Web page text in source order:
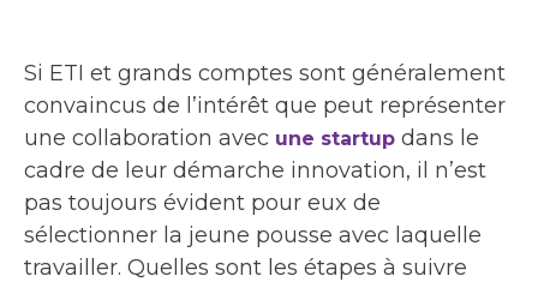
Si ETI et grands comptes sont généralement
convaincus de l’intérêt que peut représenter
une collaboration avec une startup dans le
cadre de leur démarche innovation, il n’est
pas toujours évident pour eux de
sélectionner la jeune pousse avec laquelle
travailler. Quelles sont les étapes à suivre